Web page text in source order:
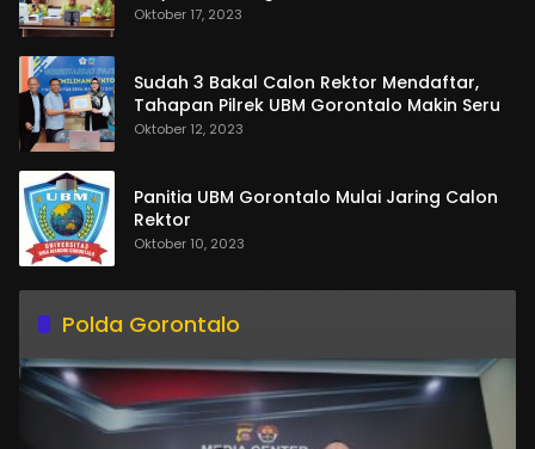
Oktober 17, 2023
Sudah 3 Bakal Calon Rektor Mendaftar,
Tahapan Pilrek UBM Gorontalo Makin Seru
Oktober 12, 2023
Panitia UBM Gorontalo Mulai Jaring Calon
Rektor
Oktober 10, 2023
Polda Gorontalo